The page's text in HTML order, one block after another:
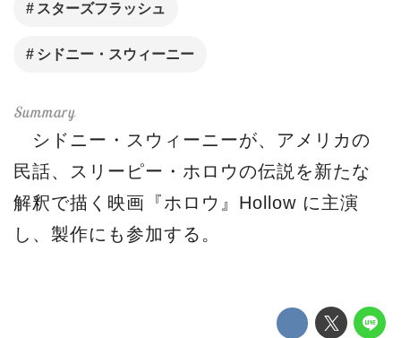
スターズフラッシュ
シドニー・スウィーニー
シドニー・スウィーニーが、アメリカの
民話、スリーピー・ホロウの伝説を新たな
解釈で描く映画『ホロウ』Hollow に主演
し、製作にも参加する。